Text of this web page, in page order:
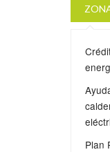
Plan